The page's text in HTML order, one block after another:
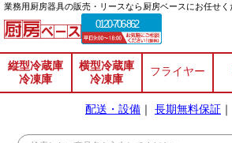
業務⽤厨房器具の販売・リースなら厨房ベースにお任せく
0120-706-862
縦型冷蔵庫
冷凍庫
横型冷蔵庫
冷凍庫
フライヤー
配送・設備 ｜ 長期無料保証 ｜